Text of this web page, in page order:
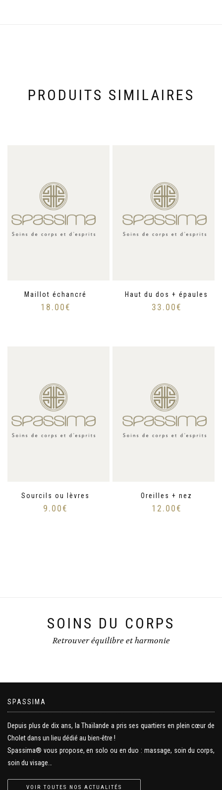
PRODUITS SIMILAIRES
Maillot échancré
18.00€
Haut du dos + épaules
33.00€
Sourcils ou lèvres
9.00€
Oreilles + nez
12.00€
SOINS DU CORPS
Retrouver équilibre et harmonie
SPASSIMA
Depuis plus de dix ans, la Thaïlande a pris ses quartiers en plein cœur de
Cholet dans un lieu dédié au bien-être !
Spassima® vous propose, en solo ou en duo : massage, soin du corps,
soin du visage…
VOIR TOUTES NOS ACTUALITÉS